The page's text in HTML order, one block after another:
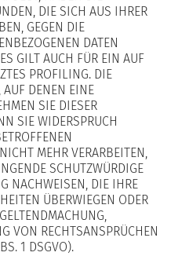
DIE SICH AUS IHRER
GEGEN DIE
DATEN
GILT AUCH FÜR EIN AUF
PROFILING. DIE
AUF DENEN EINE
SIE DIESER
SIE WIDERSPRUCH
MEHR VERARBEITEN,
SCHUTZWÜRDIGE
NACHWEISEN, DIE IHRE
ÜBERWIEGEN ODER
VON RECHTSANSPRÜCHEN
1 DSGVO).